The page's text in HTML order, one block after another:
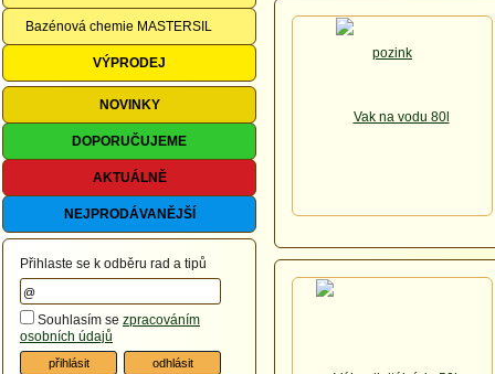
Bazénová chemie MASTERSIL
VÝPRODEJ
NOVINKY
DOPORUČUJEME
AKTUÁLNĚ
NEJPRODÁVANĚJŠÍ
Přihlaste se k odběru rad a tipů
Souhlasím se zpracováním
osobních údajů